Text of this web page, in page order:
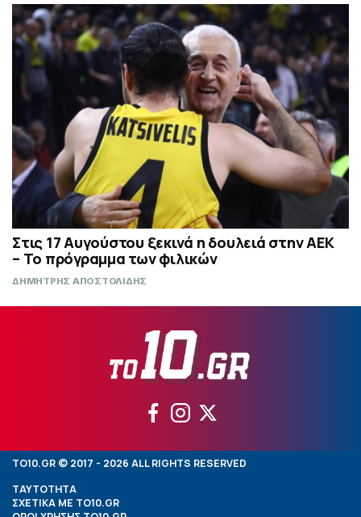
Στις 17 Αυγούστου ξεκινά η δουλειά στην ΑΕΚ
– Το πρόγραμμα των φιλικών
ΔΗΜΗΤΡΗΣ ΑΠΟΣΤΟΛΙΔΗΣ
TO10.GR © 2017 - 2026 ALL RIGHTS RESERVED
ΤΑΥΤΟΤΗΤΑ
ΣΧΕΤΙΚΑ ΜΕ TO10.GR